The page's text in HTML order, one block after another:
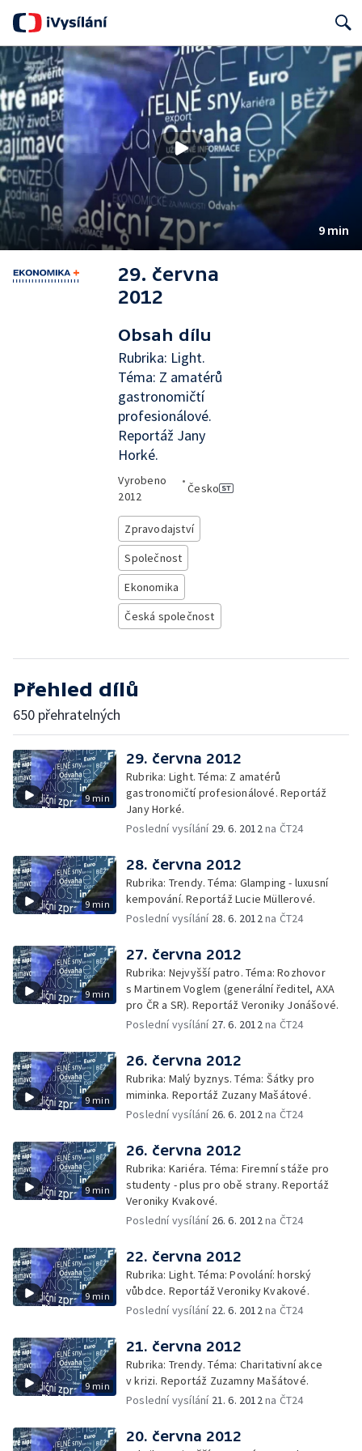
Search
9 min
29. června
2012
Obsah dílu
Rubrika: Light.
Téma: Z amatérů
gastronomičtí
profesionálové.
Reportáž Jany
Horké.
Vyrobeno
2012
•
Česko
Zpravodajství
Společnost
Ekonomika
Česká společnost
Přehled dílů
650 přehratelných
9 min
29. června 2012
Rubrika: Light. Téma: Z amatérů
gastronomičtí profesionálové. Reportáž
Jany Horké.
Poslední vysílání 29. 6. 2012na ČT24
9 min
28. června 2012
Rubrika: Trendy. Téma: Glamping - luxusní
kempování. Reportáž Lucie Müllerové.
Poslední vysílání 28. 6. 2012na ČT24
9 min
27. června 2012
Rubrika: Nejvyšší patro. Téma: Rozhovor
s Martinem Voglem (generální ředitel, AXA
pro ČR a SR). Reportáž Veroniky Jonášové.
Poslední vysílání 27. 6. 2012na ČT24
9 min
26. června 2012
Rubrika: Malý byznys. Téma: Šátky pro
miminka. Reportáž Zuzany Mašátové.
Poslední vysílání 26. 6. 2012na ČT24
9 min
26. června 2012
Rubrika: Kariéra. Téma: Firemní stáže pro
studenty - plus pro obě strany. Reportáž
Veroniky Kvakové.
Poslední vysílání 26. 6. 2012na ČT24
9 min
22. června 2012
Rubrika: Light. Téma: Povolání: horský
vůbdce. Reportáž Veroniky Kvakové.
Poslední vysílání 22. 6. 2012na ČT24
9 min
21. června 2012
Rubrika: Trendy. Téma: Charitativní akce
v krizi. Reportáž Zuzamny Mašátové.
Poslední vysílání 21. 6. 2012na ČT24
20. června 2012